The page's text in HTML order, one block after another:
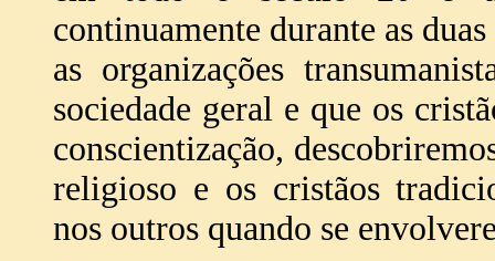
continuamente durante as
as organizações
sociedade geral e que os
conscientização,
religioso e os cristãos
nos outros quando se